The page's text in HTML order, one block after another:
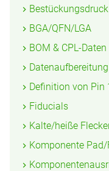
BGA/QFN/LGA
BOM & CPL-Daten
Definition von Pin
Fiducials
Kalte/heiße
Komponente